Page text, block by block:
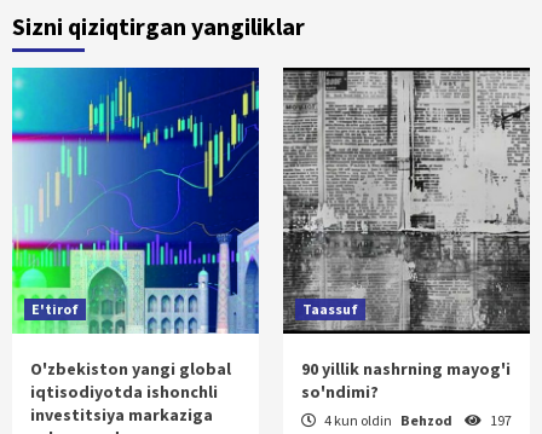
Sizni qiziqtirgan yangiliklar
E'tirof
O'zbekiston yangi global
iqtisodiyotda ishonchli
investitsiya markaziga
Taassuf
90 yillik nashrning mayog'i
so'ndimi?
4 kun oldin Behzod 197